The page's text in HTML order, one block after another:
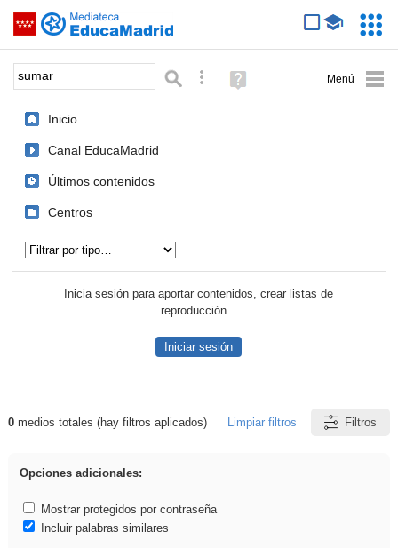
Saltar navegación
Palabra o frase: Búsqueda avanzada
Ayuda
(en
Inicio
Canal EducaMadrid
Últimos contenidos
Centros
Inicia sesión para aportar contenidos, crear listas de
reproducción...
Iniciar sesión
Resultados de: sumar
0medios totales (hay filtros aplicados) Limpiar filtros Filtros
Opciones adicionales:
Mostrar protegidos por contraseña
Incluir palabras similares